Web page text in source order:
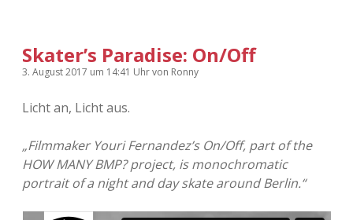
Skater’s Paradise: On/Off
3. August 2017 um 14:41 Uhrvon Ronny
Licht an, Licht aus.
„Filmmaker Youri Fernandez’s On/Off, part of the
HOW MANY BMP? project, is monochromatic
portrait of a night and day skate around Berlin.“